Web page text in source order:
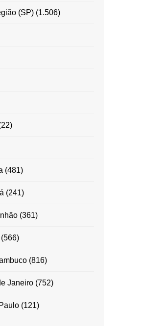
(SP)(1.506)
(481)
(241)
(361)
(566)
(816)
Janeiro(752)
(121)